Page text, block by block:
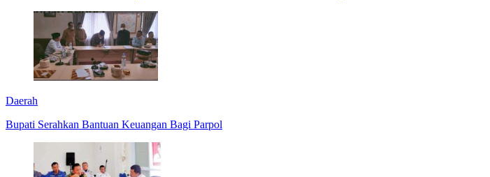
Daerah
Bupati Serahkan Bantuan Keuangan Bagi Parpol